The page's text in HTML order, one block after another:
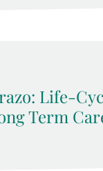
Life-
Term